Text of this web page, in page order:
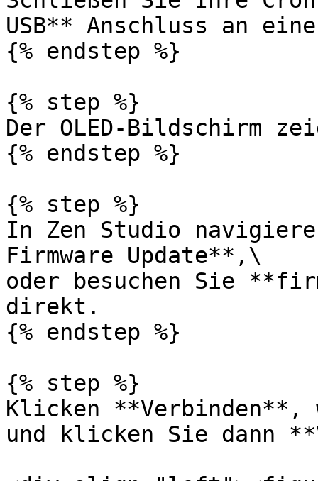
USB** Anschluss an
{% endstep %}
{% step %}
Der OLED-Bildschirm
{% endstep %}
{% step %}
In Zen Studio
Firmware Update**,\
oder besuchen Sie
direkt.
{% endstep %}
{% step %}
Klicken **Verbinden**,
und klicken Sie dann